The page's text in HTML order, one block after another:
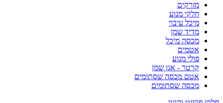
מזרקים
חלקי מנוע
מיכל עיבוי
מדיד שמן
מכסה מיכל
אטמים
פולי מנוע
קרטר - אגן שמן
אטם מכסה שסתומים
מכסה שסתומים